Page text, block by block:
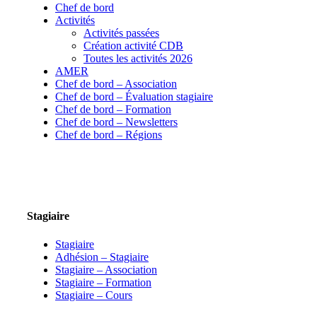
Chef de bord
Activités
Activités passées
Création activité CDB
Toutes les activités 2026
AMER
Chef de bord – Association
Chef de bord – Évaluation stagiaire
Chef de bord – Formation
Chef de bord – Newsletters
Chef de bord – Régions
Stagiaire
Stagiaire
Adhésion – Stagiaire
Stagiaire – Association
Stagiaire – Formation
Stagiaire – Cours